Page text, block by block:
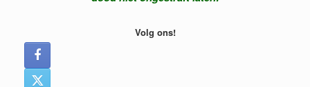
Volg ons!